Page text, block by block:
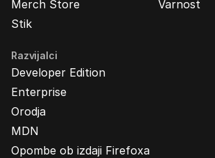
Merch Store
Stik
Varnost
Razvijalci
Developer Edition
Enterprise
Orodja
MDN
Opombe ob izdaji Firefoxa